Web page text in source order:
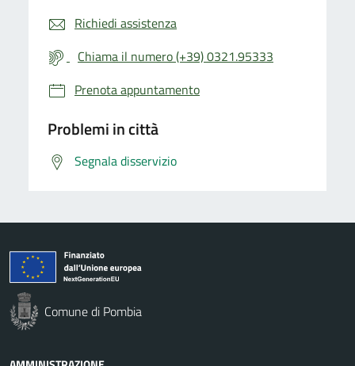
Richiedi assistenza
Chiama il numero (+39) 0321.95333
Prenota appuntamento
Problemi in città
Segnala disservizio
Comune di Pombia